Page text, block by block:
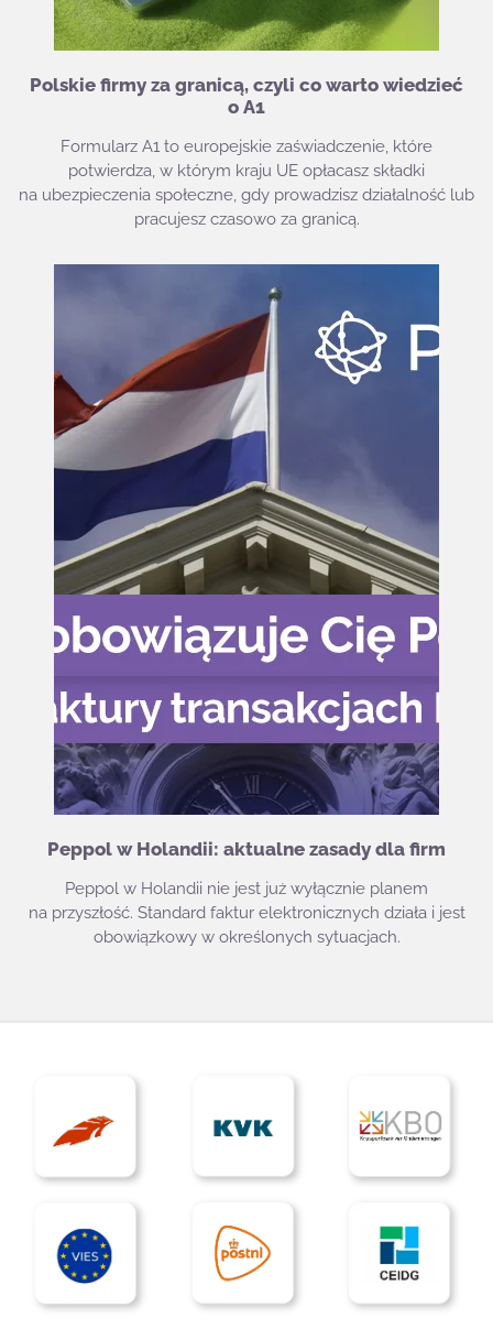
Polskie firmy za granicą, czyli co warto wiedzieć
o A1
Formularz A1 to europejskie zaświadczenie, które
potwierdza, w którym kraju UE opłacasz składki
na ubezpieczenia społeczne, gdy prowadzisz działalność lub
pracujesz czasowo za granicą.
Peppol w Holandii: aktualne zasady dla firm
Peppol w Holandii nie jest już wyłącznie planem
na przyszłość. Standard faktur elektronicznych działa i jest
obowiązkowy w określonych sytuacjach.